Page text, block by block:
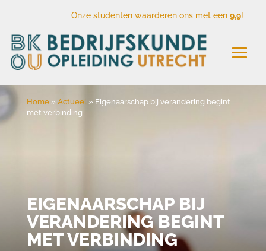
Onze studenten waarderen ons met een9,9!
Home» Actueel» Eigenaarschap bij verandering begint
met verbinding
EIGENAARSCHAP BIJ
VERANDERING BEGINT
MET VERBINDING